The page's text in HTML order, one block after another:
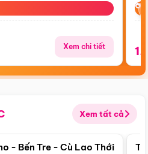
Xem chi tiết
Xem tất cả
Điểm nổi bật
- Bến Tre - Cù Lao Thới